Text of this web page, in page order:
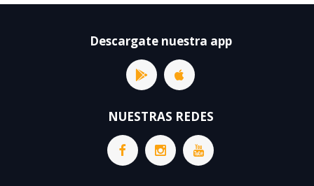
Descargate nuestra app
NUESTRAS REDES